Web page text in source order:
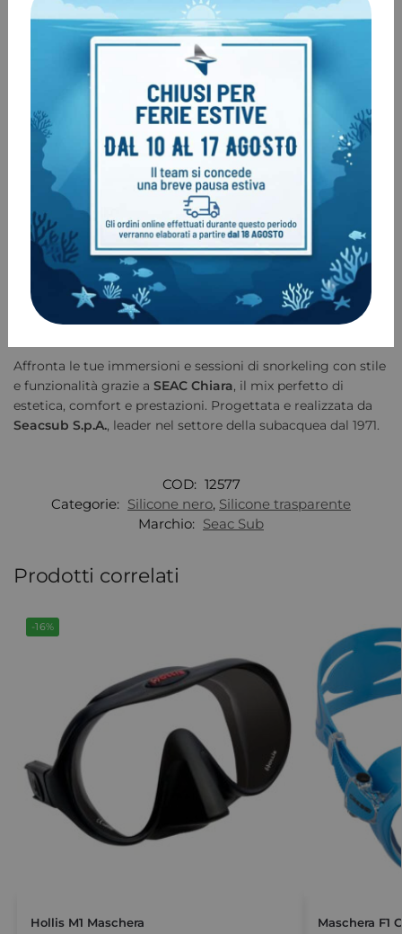
preferisce un approccio più tradizionale.
Dotazione Completa e Praticità
La maschera SEAC Chiara viene fornita con un
cinturino in
tessuto
custodia porta maschera
proteggerla durante i viaggi o dopo l’uso.
Perché Scegliere SEAC Chiara?
Vetro temperato da 3 mmper una visione chiara e
duratura.
Facciale unisexprogettato per ogni tipo di viso.
Fibbia regolabile 3Dper la massima facilità d’uso.
Personalizzazionetra testiera in tessuto e in silicone.
Custodia inclusaper la protezione e la portabilità.
Affronta le tue immersioni e sessioni di snorkeling con stile
e funzionalità grazie a SEAC Chiara, il mix perfetto di
estetica, comfort e prestazioni. Progettata e realizzata da
Seacsub S.p.A., leader nel settore della subacquea dal 1971.
COD: 12577
Categorie: Silicone nero, Silicone trasparente
Marchio: Seac Sub
Prodotti correlati
-16%
Hollis M1 Maschera Maschera F1